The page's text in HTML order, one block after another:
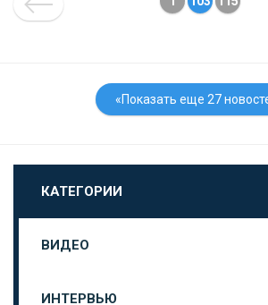
«Показать еще 27
КАТЕГОРИИ
ВИДЕО
ИНТЕРВЬЮ